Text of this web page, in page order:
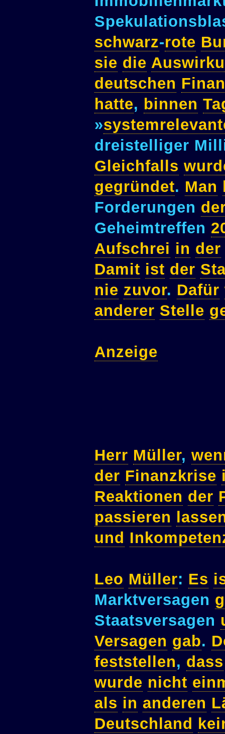
schwarz-rote
sie die
deutschen
hatte, binnen
»
dreistelliger
Gleichfalls
gegründet. Man
Forderungen
Geheimtreffen
Aufschrei in der
Damit ist der
nie zuvor. Dafür
anderer Stelle
Anzeige
Herr Müller,
der Finanzkrise
Reaktionen der
passieren
und
Leo Müller: Es
Marktversagen
Staatsversagen
Versagen gab.
feststellen, dass
wurde nicht
als in anderen
Deutschland